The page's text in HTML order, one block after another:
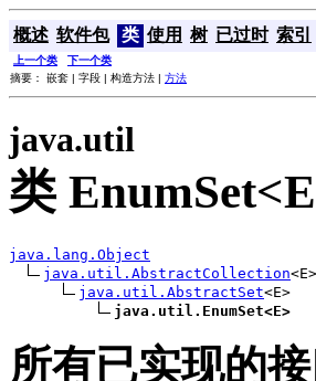
概述 软件包 类 使用 树 已过时 索引
上一个类 下一个类
摘要： 嵌套 | 字段 | 构造方法 | 方法
java.util
类
java.lang.Object
java.util.AbstractCollection<E>
java.util.AbstractSet<E>
java.util.EnumSet<E>
所有已实现的接